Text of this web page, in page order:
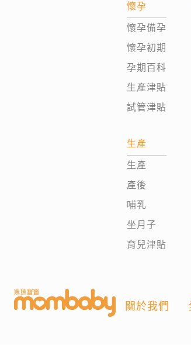
懷孕
懷孕備孕
懷孕初期
孕期百科
生產津貼
試管津貼
生產
生產
產後
哺乳
坐月子
育兒津貼
關於我們